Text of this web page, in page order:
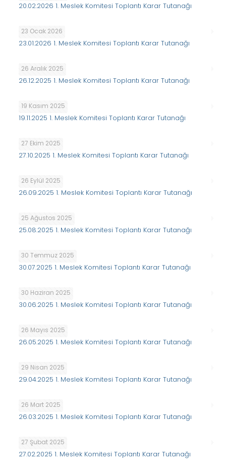
20.02.2026 1. Meslek Komitesi Toplantı Karar Tutanağı
23 Ocak 2026
23.01.2026 1. Meslek Komitesi Toplantı Karar Tutanağı
26 Aralık 2025
26.12.2025 1. Meslek Komitesi Toplantı Karar Tutanağı
19 Kasım 2025
19.11.2025 1. Meslek Komitesi Toplantı Karar Tutanağı
27 Ekim 2025
27.10.2025 1. Meslek Komitesi Toplantı Karar Tutanağı
26 Eylül 2025
26.09.2025 1. Meslek Komitesi Toplantı Karar Tutanağı
25 Ağustos 2025
25.08.2025 1. Meslek Komitesi Toplantı Karar Tutanağı
30 Temmuz 2025
30.07.2025 1. Meslek Komitesi Toplantı Karar Tutanağı
30 Haziran 2025
30.06.2025 1. Meslek Komitesi Toplantı Karar Tutanağı
26 Mayıs 2025
26.05.2025 1. Meslek Komitesi Toplantı Karar Tutanağı
29 Nisan 2025
29.04.2025 1. Meslek Komitesi Toplantı Karar Tutanağı
26 Mart 2025
26.03.2025 1. Meslek Komitesi Toplantı Karar Tutanağı
27 Şubat 2025
27.02.2025 1. Meslek Komitesi Toplantı Karar Tutanağı